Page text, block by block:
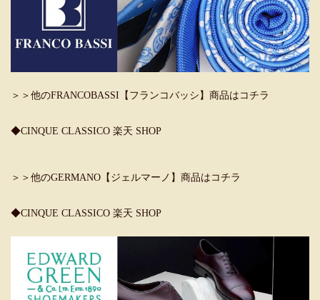
＞＞他のFRANCOBASSI【フランコバッシ】商品はコチラ
◆CINQUE CLASSICO 楽天 SHOP
＞＞他のGERMANO【ジェルマーノ】商品はコチラ
◆CINQUE CLASSICO 楽天 SHOP